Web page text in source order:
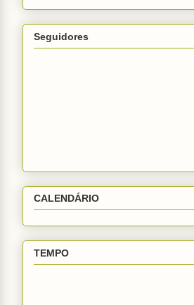
Seguidores
CALENDÁRIO
TEMPO